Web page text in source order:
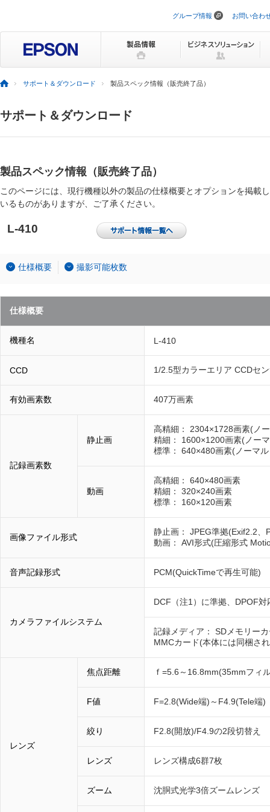
ビ
ョ
を
グループ情報 お問い合わ
サポート＆ダウンロード 製品スペック情報（販売終了品）
サポート＆ダウンロード
製品スペック情報（販売終了品）
このページには、現行機種以外の製品の仕様概要とオプションを掲
いるものがありますが、ご了承ください。
L-410
仕様概要 撮影可能枚数
仕様概要
機種名 L-410
CCD 1/2.5型カラーエリア CCDセ
有効画素数 407万画素
記録画素数
静止画
高精細： 2304×1728画素(ノ
精細： 1600×1200画素(ノー
標準： 640×480画素(ノーマ
動画
高精細： 640×480画素
精細： 320×240画素
標準： 160×120画素
画像ファイル形式
静止画： JPEG準拠(Exif2.2
動画： AVI形式(圧縮形式
音声記録形式 PCM(QuickTimeで再生可能)
カメラファイルシステム
DCF（注1）に準拠、DPOF
記録メディア： SDメモリー
MMCカード(本体には同梱さ
レンズ
焦点距離 ｆ=5.6～16.8mm(35mmフィ
F値 F=2.8(Wide端)～F4.9(Tele端)
絞り F2.8(開放)/F4.9の2段切替え
レンズ レンズ構成6群7枚
ズーム 沈胴式光学3倍ズームレンズ